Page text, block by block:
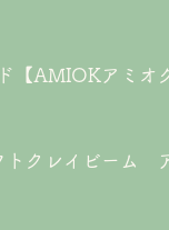
【AMIOKアミオ
トクレイビーム